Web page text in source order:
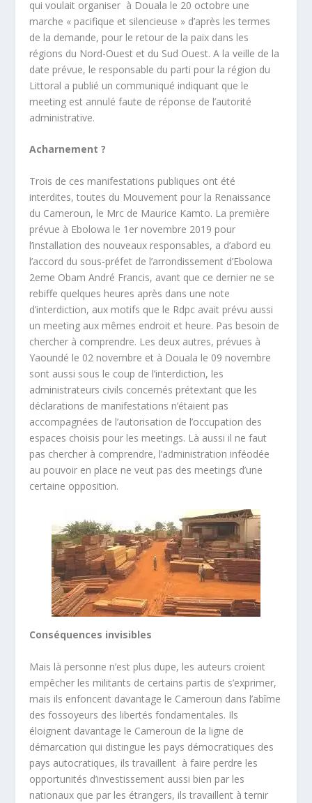
qui voulait organiser à Douala le 20 octobre une
marche « pacifique et silencieuse » d’après les termes
de la demande, pour le retour de la paix dans les
régions du Nord-Ouest et du Sud Ouest. A la veille de la
date prévue, le responsable du parti pour la région du
Littoral a publié un communiqué indiquant que le
meeting est annulé faute de réponse de l’autorité
administrative.
Acharnement ?
Trois de ces manifestations publiques ont été
interdites, toutes du Mouvement pour la Renaissance
du Cameroun, le Mrc de Maurice Kamto. La première
prévue à Ebolowa le 1 er novembre 2019 pour
l’installation des nouveaux responsables, a d’abord eu
l’accord du sous-préfet de l’arrondissement d’Ebolowa
2eme Obam André Francis, avant que ce dernier ne se
rebiffe quelques heures après dans une note
d’interdiction, aux motifs que le Rdpc avait prévu aussi
un meeting aux mêmes endroit et heure. Pas besoin de
chercher à comprendre. Les deux autres, prévues à
Yaoundé le 02 novembre et à Douala le 09 novembre
sont aussi sous le coup de l’interdiction, les
administrateurs civils concernés prétextant que les
déclarations de manifestations n’étaient pas
accompagnées de l’autorisation de l’occupation des
espaces choisis pour les meetings. Là aussi il ne faut
pas chercher à comprendre, l’administration inféodée
au pouvoir en place ne veut pas des meetings d’une
certaine opposition.
Conséquences invisibles
Mais là personne n’est plus dupe, les auteurs croient
empêcher les militants de certains partis de s’exprimer,
mais ils enfoncent davantage le Cameroun dans l’abîme
des fossoyeurs des libertés fondamentales. Ils
éloignent davantage le Cameroun de la ligne de
démarcation qui distingue les pays démocratiques des
pays autocratiques, ils travaillent à faire perdre les
opportunités d’investissement aussi bien par les
nationaux que par les étrangers, ils travaillent à ternir